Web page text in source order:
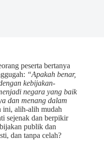
peserta bertanya
“Apakah benar,
kebijakan-
negara yang baik
dan menang dalam
ini, alih-alih mudah
sejenak dan berpikir
publik dan
dan tanpa celah?